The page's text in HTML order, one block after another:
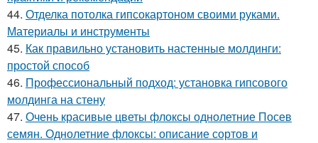
44. Отделка потолка гипсокартоном своими руками.
Материалы и инструменты
45. Как правильно установить настенные молдинги:
простой способ
46. Профессиональный подход: установка гипсового
молдинга на стену
47. Очень красивые цветы флоксы однолетние Посев
семян. Однолетние флоксы: описание сортов и